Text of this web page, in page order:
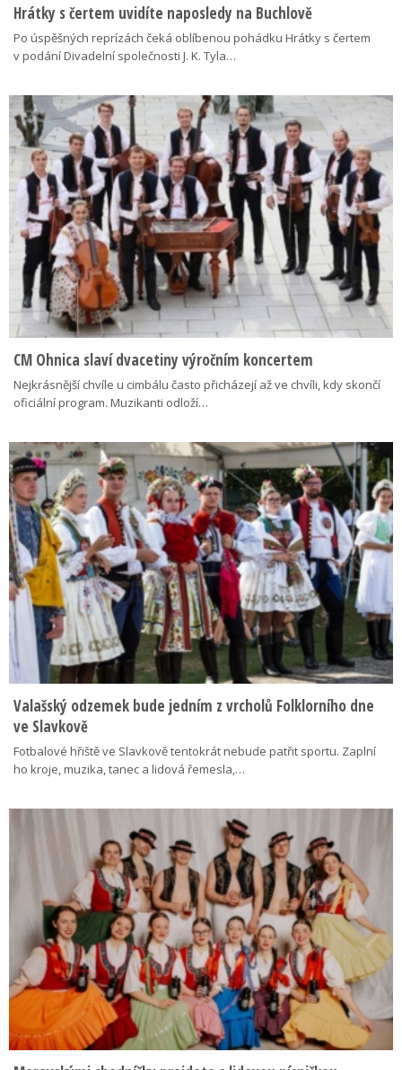
Hrátky s čertem uvidíte naposledy na Buchlově
Po úspěšných reprízách čeká oblíbenou pohádku Hrátky s čertem
v podání Divadelní společnosti J. K. Tyla…
CM Ohnica slaví dvacetiny výročním koncertem
Nejkrásnější chvíle u cimbálu často přicházejí až ve chvíli, kdy skončí
oficiální program. Muzikanti odloží…
Valašský odzemek bude jedním z vrcholů Folklorního dne
ve Slavkově
Fotbalové hřiště ve Slavkově tentokrát nebude patřit sportu. Zaplní
ho kroje, muzika, tanec a lidová řemesla,…